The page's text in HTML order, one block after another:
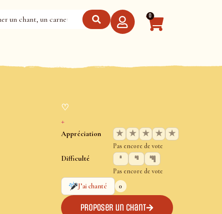
0
♡
+
Appréciation ★ ★ ★ ★ ★
Pas encore de vote
Difficulté
Pas encore de vote
J’ai chanté
0
Proposer un chant